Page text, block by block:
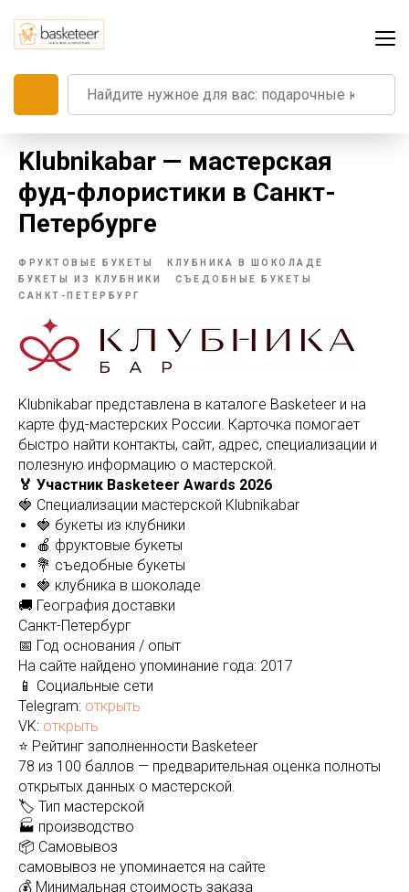
Klubnikabar — мастерская
фуд-флористики в Санкт-
Петербурге
ФРУКТОВЫЕ БУКЕТЫ
КЛУБНИКА В ШОКОЛАДЕ
БУКЕТЫ ИЗ КЛУБНИКИ
СЪЕДОБНЫЕ БУКЕТЫ
САНКТ-ПЕТЕРБУРГ
Klubnikabar представлена в каталоге Basketeer и на
карте фуд-мастерских России. Карточка помогает
быстро найти контакты, сайт, адрес, специализации и
полезную информацию о мастерской.
🏅 Участник Basketeer Awards 2026
🍓 Специализации мастерской Klubnikabar
🍓 букеты из клубники
🍎 фруктовые букеты
💐 съедобные букеты
🍓 клубника в шоколаде
🚚 География доставки
Санкт-Петербург
📅 Год основания / опыт
На сайте найдено упоминание года: 2017
📱 Социальные сети
Telegram: открыть
VK: открыть
⭐ Рейтинг заполненности Basketeer
78 из 100 баллов — предварительная оценка полноты
открытых данных о мастерской.
🏷️ Тип мастерской
🏭 производство
📦 Самовывоз
самовывоз не упоминается на сайте
💰 Минимальная стоимость заказа